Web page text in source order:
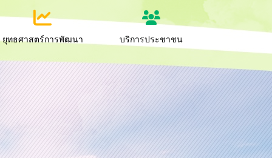
ยุทธศาสตร์การพัฒนา บริการประชาชน